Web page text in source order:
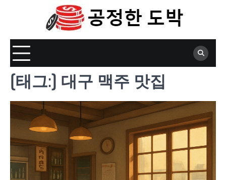
[태그:] 대구 맥주 맛집